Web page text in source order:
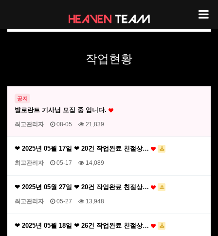
헤븐팀 작업현황
작업현황
공지
발로란트 기사님 모집 중 입니다.
최고관리자 08-05 21,839
❤ 2025년 05월 17일 ❤ 20건 작업완료 친절상…
최고관리자 05-17 14,089
❤ 2025년 05월 27일 ❤ 20건 작업완료 친절상…
최고관리자 05-27 13,948
❤ 2025년 05월 18일 ❤ 26건 작업완료 친절상…